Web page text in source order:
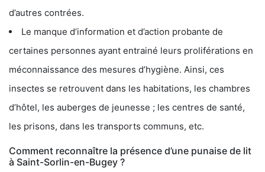
d’autres contrées.
Le manque d’information et d’action probante de
certaines personnes ayant entrainé leurs proliférations en
méconnaissance des mesures d’hygiène. Ainsi, ces
insectes se retrouvent dans les habitations, les chambres
d’hôtel, les auberges de jeunesse ; les centres de santé,
les prisons, dans les transports communs, etc.
Comment reconnaître la présence d’une punaise de lit
à Saint-Sorlin-en-Bugey ?